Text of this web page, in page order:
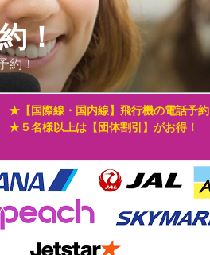
！
約！
★【国際線・国内線】飛行機の電話予約
★５名様以上は【団体割引】がお得！